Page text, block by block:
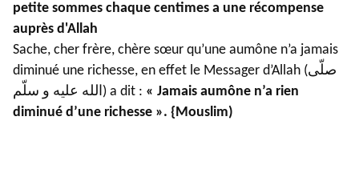
petite sommes chaque centimes a une récompense
auprès d'Allah
Sache, cher frère, chère sœur qu’une aumône n’a jamais
diminué une richesse, en effet le Messager d’Allah (صلّى
الله عليه و سلّم) a dit : « Jamais aumône n’a rien
diminué d’une richesse ». {Mouslim)